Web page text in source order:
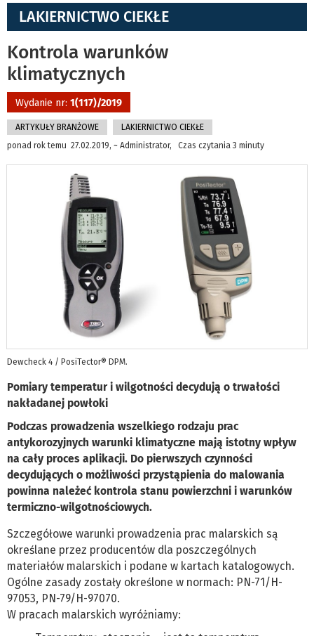
LAKIERNICTWO CIEKŁE
Kontrola warunków
klimatycznych
Wydanie nr: 1(117)/2019
ARTYKUŁY BRANŻOWE
LAKIERNICTWO CIEKŁE
ponad rok temu 27.02.2019, ~ Administrator, Czas czytania 3 minuty
Dewcheck 4 / PosiTector® DPM.
Pomiary temperatur i wilgotności decydują o trwałości
nakładanej powłoki
Podczas prowadzenia wszelkiego rodzaju prac
antykorozyjnych warunki klimatyczne mają istotny wpływ
na cały proces aplikacji. Do pierwszych czynności
decydujących o możliwości przystąpienia do malowania
powinna należeć kontrola stanu powierzchni i warunków
termiczno-wilgotnościowych.
Szczegółowe warunki prowadzenia prac malarskich są
określane przez producentów dla poszczególnych
materiałów malarskich i podane w kartach katalogowych.
Ogólne zasady zostały określone w normach: PN-71/H-
97053, PN-79/H-97070.
W pracach malarskich wyróżniamy: